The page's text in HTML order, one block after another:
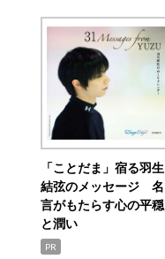
「ことだま」宿る羽生
結弦のメッセージ 名
言がもたらす心の平穏
と潤い
PR